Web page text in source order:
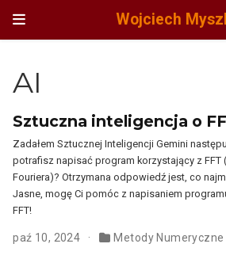
Wojciech
AI
Sztuczna inteligencja o
Zadałem Sztucznej Inteligencji Gemini
potrafisz napisać program korzystający z FFT
Fouriera)? Otrzymana odpowiedź jest, co
Jasne, mogę Ci pomóc z napisaniem
FFT!
paź 10, 2024 Metody Numeryczne